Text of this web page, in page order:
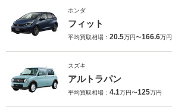
ホンダ
フィット
平均買取相場： 20.5万円〜166.6万円
スズキ
アルトラパン
平均買取相場： 4.1万円〜125万円